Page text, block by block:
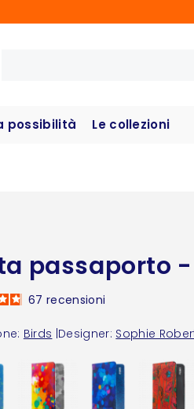
possibilità Le collezioni
passaporto
Birds Designer: Sophie
67 recensioni